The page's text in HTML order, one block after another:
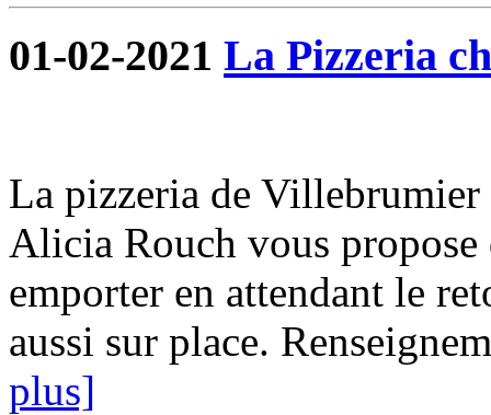
01-02-2021 La Pizzeria
La pizzeria de
Alicia Rouch vous propose
emporter en attendant le
aussi sur place.
plus]